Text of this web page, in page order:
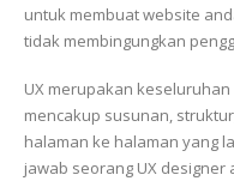
untuk membuat website
tidak membingungkan
UX merupakan
mencakup susunan,
halaman ke halaman yang
jawab seorang UX